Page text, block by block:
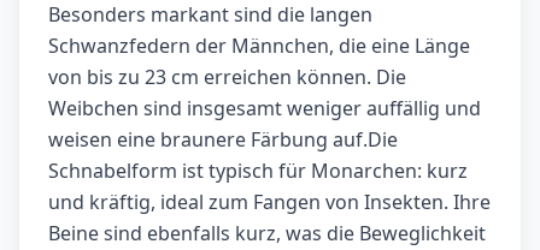
Besonders markant sind die langen
Schwanzfedern der Männchen, die eine Länge
von bis zu 23 cm erreichen können. Die
Weibchen sind insgesamt weniger auffällig und
weisen eine braunere Färbung auf.Die
Schnabelform ist typisch für Monarchen: kurz
und kräftig, ideal zum Fangen von Insekten. Ihre
Beine sind ebenfalls kurz, was die Beweglichkeit